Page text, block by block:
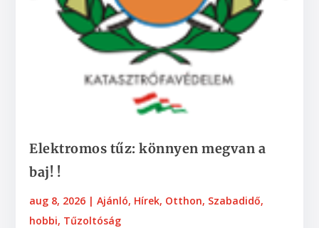
Elektromos tűz: könnyen megvan a
baj! !
aug 8, 2026 |Ajánló, Hírek, Otthon, Szabadidő,
hobbi, Tűzoltóság